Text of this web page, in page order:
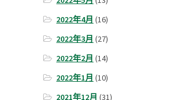
2022年4月 (16)
2022年3月 (27)
2022年2月 (14)
2022年1月 (10)
2021年12月 (31)